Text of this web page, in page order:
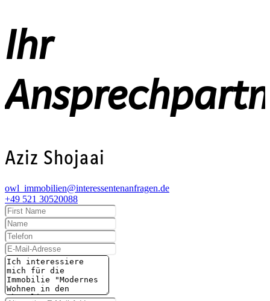
Ihr
Aziz Shojaai
owl_immobilien@interessentenanfragen.de
+49 521 30520088